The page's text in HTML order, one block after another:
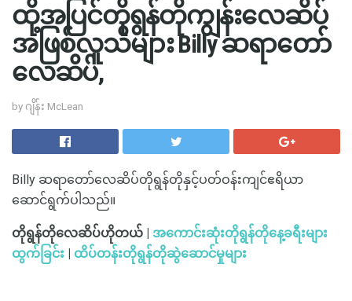
ထို့အပြင်တိုရွန်တိုကျွန်းလေဆိပ်
အဖြစ်လူသိများ Billy ဆရာတော်
လေဆိပ်,
by ဂျိန်း McLean
Billy ဆရာတော်လေဆိပ်တိုရွန်တိုနှင့်ပတ်ဝန်းကျင်ဧရိယာ
ဆောင်ရွက်ပါသည်။
တိုရွန်တိုလေဆိပ်ဟိုတယ် | အကောင်းဆုံးတိုရွန်တိုနေ့ခရီးများ
ထွက်ခြင်း | ထိပ်တန်းတိုရွန်တိုဆွဲဆောင်မှုများ